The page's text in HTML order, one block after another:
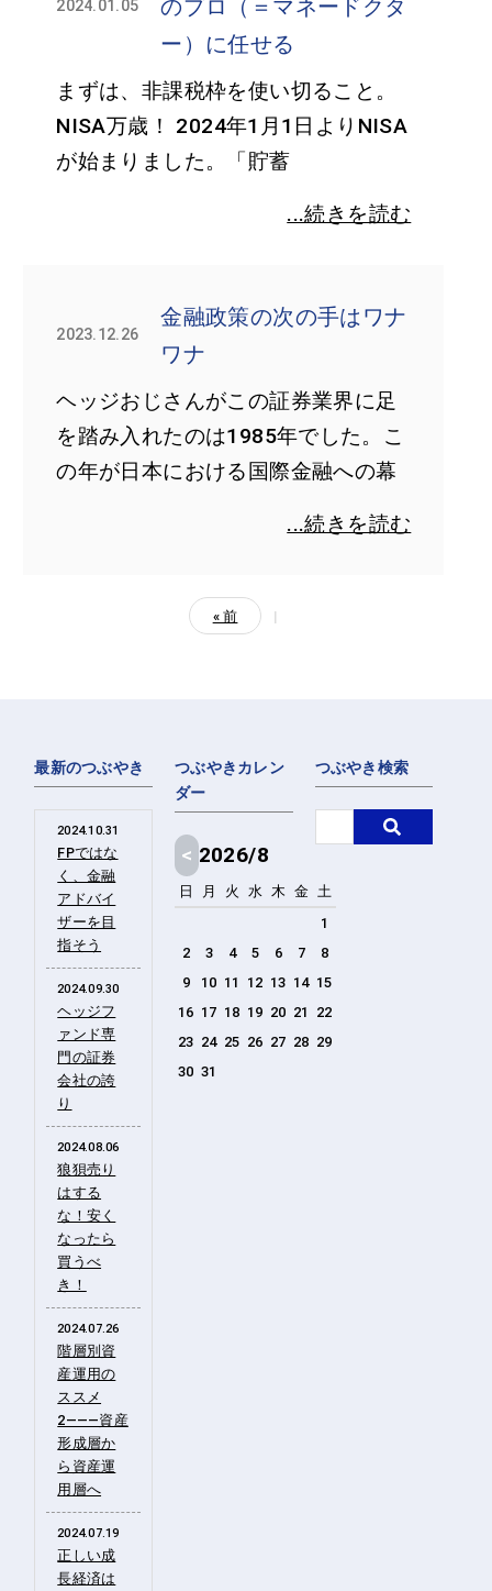
2024.01.05
のプロ（＝マネードクタ
ー）に任せる
まずは、非課税枠を使い切ること。
NISA万歳！ 2024年1月1日よりNISA
が始まりました。「貯蓄
...続きを読む
2023.12.26
金融政策の次の手はワナ
ワナ
ヘッジおじさんがこの証券業界に足
を踏み入れたのは1985年でした。こ
の年が日本における国際金融への幕
...続きを読む
« 前 |
最新のつぶやき
2024.10.31
FPではな
く、金融
アドバイ
ザーを目
指そう
2024.09.30
ヘッジフ
ァンド専
門の証券
会社の誇
り
2024.08.06
狼狽売り
はする
な！安く
なったら
買うべ
き！
2024.07.26
階層別資
産運用の
ススメ
2―――資産
形成層か
ら資産運
用層へ
2024.07.19
正しい成
長経済は
つぶやきカレン
ダー
< 2026/8
日 月 火 水 木 金 土
1
2
3 4 5 6 7
8
9
10 11 12 13 14 15
16 17 18 19 20 21
22
23 24 25 26 27 28 29
30 31
つぶやき検索